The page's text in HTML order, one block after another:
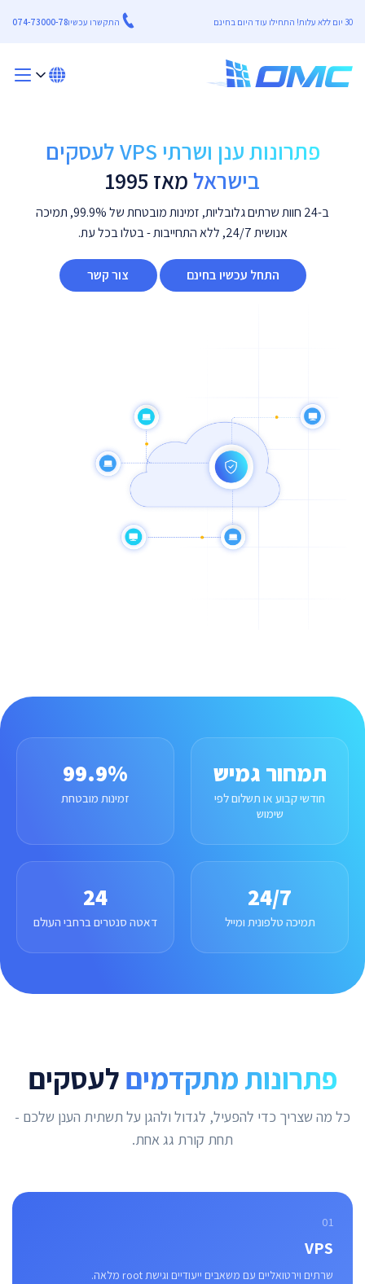
30 יום ללא עלות! התחילו עוד היום בחינם התקשרו עכשיו074-73000-78
פתרונות ענן ושרתי VPS לעסקים
בישראל מאז 1995
ב-24 חוות שרתים גלובליות, זמינות מובטחת של 99.9%, תמיכה
אנושית 24/7, ללא התחייבות - בטלו בכל עת.
התחל עכשיו בחינם צור קשר
תמחור גמיש
חודשי קבוע או תשלום לפי
שימוש
99.9%
זמינות מובטחת
24/7
תמיכה טלפונית ומייל
24
דאטה סנטרים ברחבי העולם
פתרונות מתקדמיםלעסקים
כל מה שצריך כדי להפעיל, לגדול ולהגן על תשתית הענן שלכם -
תחת קורת גג אחת.
01
VPS
שרתים וירטואליים עם משאבים ייעודיים וגישת root מלאה.